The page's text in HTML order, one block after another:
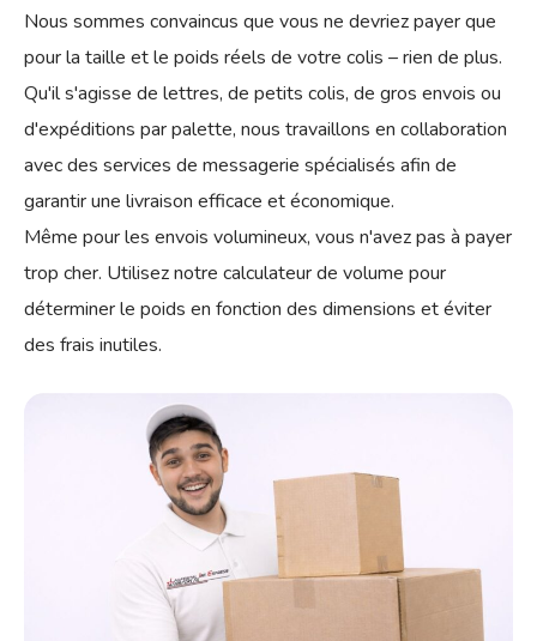
Nous sommes convaincus que vous ne devriez payer que
pour la taille et le poids réels de votre colis – rien de plus.
Qu'il s'agisse de lettres, de petits colis, de gros envois ou
d'expéditions par palette, nous travaillons en collaboration
avec des services de messagerie spécialisés afin de
garantir une livraison efficace et économique.
Même pour les envois volumineux, vous n'avez pas à payer
trop cher. Utilisez notre calculateur de volume pour
déterminer le poids en fonction des dimensions et éviter
des frais inutiles.